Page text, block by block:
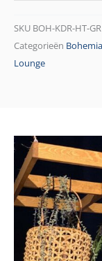
SKU BOH-KDR-HT-GR
Categorieën
Lounge